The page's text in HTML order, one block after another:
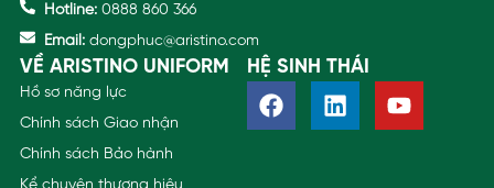
Hotline: 0888 860 366
Email: dongphuc@aristino.com
VỀ ARISTINO UNIFORM
Hồ sơ năng lực
Chính sách Giao nhận
Chính sách Bảo hành
HỆ SINH THÁI